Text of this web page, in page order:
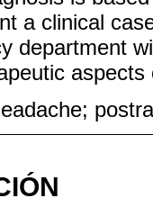
a clinical
department